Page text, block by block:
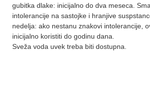
gubitka dlake: inicijalno do dva meseca.
intolerancije na sastojke i hranjive
nedelja: ako nestanu znakovi intolerancije,
inicijalno koristiti do godinu dana.
Sveža voda uvek treba biti dostupna.